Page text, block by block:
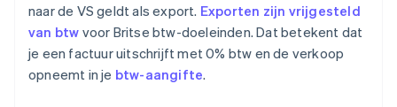
naar de VS geldt als export. Exporten zijn vrijgesteld
van btw voor Britse btw-doeleinden. Dat betekent dat
je een factuur uitschrijft met 0% btw en de verkoop
opneemt in je btw-aangifte.